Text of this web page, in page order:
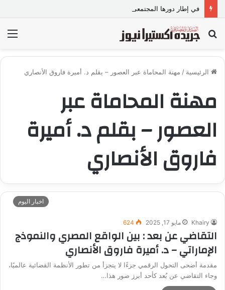
بحث
الرئيسية / مهنة المحاماة عبر العصور – بقلم د. أميرة فاروق الأنصاري
مهنة المحاماة عبر
العصور – بقلم د. أميرة
فاروق الأنصاري
اخبار اليوم
Khairy مايو 17, 2025 624
التقاضي عن بعد : بين الواقع المصري والنموذج
الإماراتي – د. أميرة فاروق الأنصاري
مقدمة أضحى التحول الرقمي جزءًا لا يتجزأ من تطور الأنظمة القضائية عالميًا،
وجاء التقاضي عن بُعد كأحد أبرز صور هذا…